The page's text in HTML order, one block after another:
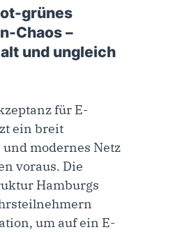
grünes
Chaos –
und ungleich
für E-
ein breit
und modernes Netz
voraus. Die
Hamburgs
um auf ein E-